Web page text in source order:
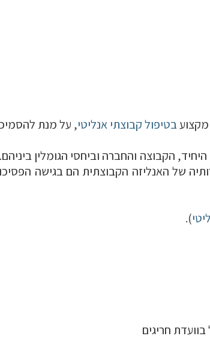
בטיפול קבוצתי אנליטי, על מנת
הקבוצה והחברה וביחסי הגומלין
של האנליזה הקבוצתית הם בגישה
).
חריגים